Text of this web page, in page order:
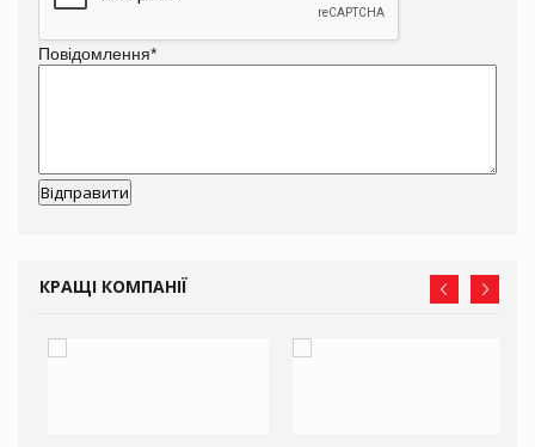
Повідомлення*
КРАЩІ КОМПАНІЇ